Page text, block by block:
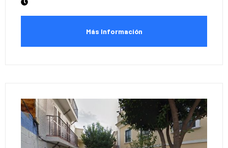
Más Información